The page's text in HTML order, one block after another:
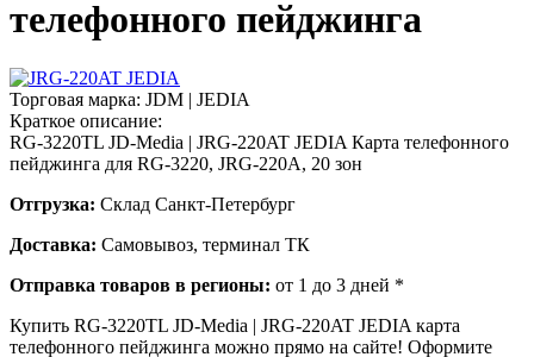
телефонного пейджинга
Торговая марка: JDM | JEDIA
Краткое описание:
RG-3220TL JD-Media | JRG-220AT JEDIA Карта телефонного
пейджинга для RG-3220, JRG-220A, 20 зон
Отгрузка: Склад Санкт-Петербург
Доставка: Самовывоз, терминал ТК
Отправка товаров в регионы: от 1 до 3 дней *
Купить RG-3220TL JD-Media | JRG-220AT JEDIA карта
телефонного пейджинга можно прямо на сайте! Оформите